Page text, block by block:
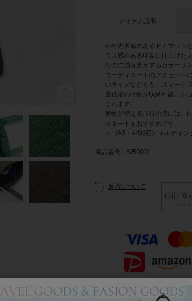
アイテム説明
やや光沢感のあるセミマット
ラス感のある印象に仕上げた
なのに洒落見えするカラーリ
コーディネートのアクセント
いサイズながらも、スマート
最低限の小物が収納可能。シ
くれます。
荷物が増える旅行の時には、
ィネートもおすすめです。
＞《A3・A4対応》キルティ
商品番号 8250002
返品について